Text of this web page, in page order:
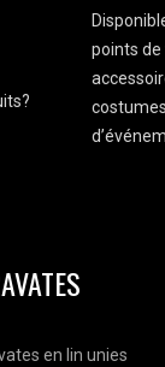
points de
en lin unies